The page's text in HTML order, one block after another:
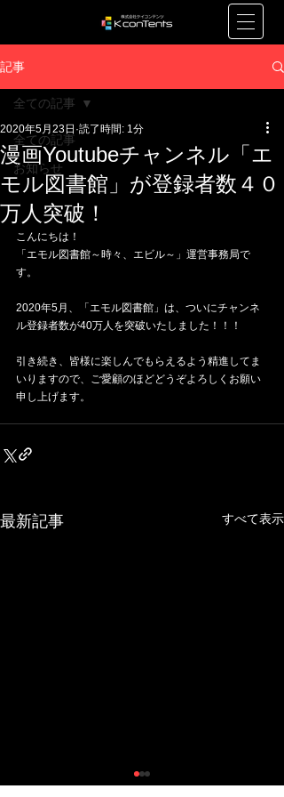
記事
全ての記事
お知らせ
全ての記事
漫画Youtubeチャンネル「エ
モル図書館」が登録者数４０
万人突破！
2020年5月23日 読了時間: 1分
こんにちは！
「エモル図書館～時々、エビル～」運営事務局で
す。
2020年5月、「エモル図書館」は、ついにチャンネ
ル登録者数が40万人を突破いたしました！！！
引き続き、皆様に楽しんでもらえるよう精進してま
いりますので、ご愛顧のほどどうぞよろしくお願い
申し上げます。
最新記事 すべて表示